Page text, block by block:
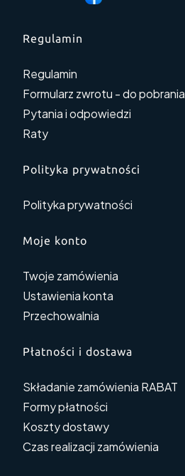
Linki w stopce
Regulamin
Regulamin
Formularz zwrotu - do pobrania
Pytania i odpowiedzi
Raty
Polityka prywatności
Polityka prywatności
Moje konto
Twoje zamówienia
Ustawienia konta
Przechowalnia
Płatności i dostawa
Składanie zamówienia RABAT
Formy płatności
Koszty dostawy
Czas realizacji zamówienia